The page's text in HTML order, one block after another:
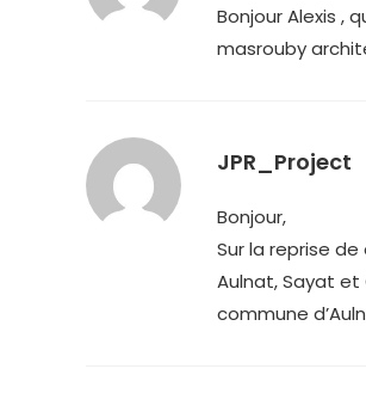
Bonjour Alexis ,
masrouby
JPR_Project
Bonjour,
Sur la reprise
Aulnat, Sayat
commune